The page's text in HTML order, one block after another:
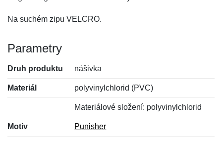
Na suchém zipu VELCRO.
Parametry
Druh produktu nášivka
Materiál polyvinylchlorid (PVC)
Materiálové složení: polyvinylchlorid
Motiv Punisher